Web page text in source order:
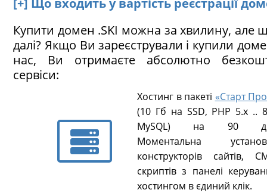
[+] Що входить у вартість реєстрації
Купити домен .SKI можна за хвилину, але
далі? Якщо Ви зареєстрували і купили
нас, Ви отримаєте абсолютно
сервіси:
Хостинг в пакеті «Старт
(10 Гб на SSD, PHP 5.х ..
MySQL) на 90
Моментальна
конструкторів сайтів,
скриптів з панелі
хостингом в єдиний клік.